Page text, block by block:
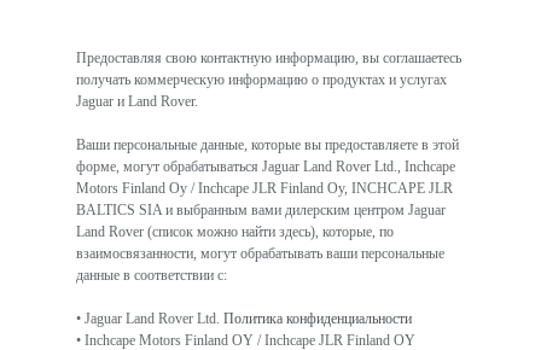
Предоставляя свою контактную информацию, вы соглашаетесь
получать коммерческую информацию о продуктах и ​​услугах
Jaguar и Land Rover.
Ваши персональные данные, которые вы предоставляете в этой
форме, могут обрабатываться Jaguar Land Rover Ltd., Inchcape
Motors Finland Oy / Inchcape JLR Finland Oy, INCHCAPE JLR
BALTICS SIA и выбранным вами дилерским центром Jaguar
Land Rover (список можно найти здесь), которые, по
взаимосвязанности, могут обрабатывать ваши персональные
данные в соответствии с:
• Jaguar Land Rover Ltd. Политика конфиденциальности
• Inchcape Motors Finland OY / Inchcape JLR Finland OY